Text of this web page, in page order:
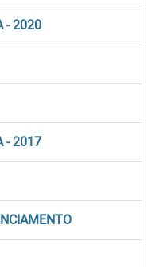
- 2020
- 2017